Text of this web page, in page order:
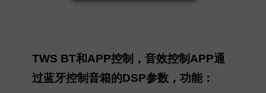
TWS BT和APP控制，音效控制APP通
过蓝牙控制音箱的DSP参数，功能：